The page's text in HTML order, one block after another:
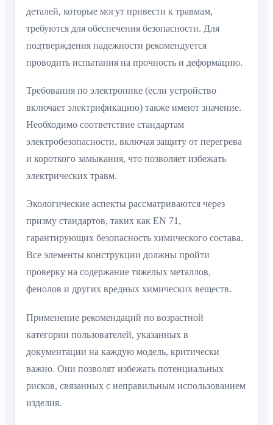
деталей, которые могут привести к травмам,
требуются для обеспечения безопасности. Для
подтверждения надежности рекомендуется
проводить испытания на прочность и деформацию.
Требования по электронике (если устройство
включает электрификацию) также имеют значение.
Необходимо соответствие стандартам
электробезопасности, включая защиту от перегрева
и короткого замыкания, что позволяет избежать
электрических травм.
Экологические аспекты рассматриваются через
призму стандартов, таких как EN 71,
гарантирующих безопасность химического состава.
Все элементы конструкции должны пройти
проверку на содержание тяжелых металлов,
фенолов и других вредных химических веществ.
Применение рекомендаций по возрастной
категории пользователей, указанных в
документации на каждую модель, критически
важно. Они позволят избежать потенциальных
рисков, связанных с неправильным использованием
изделия.